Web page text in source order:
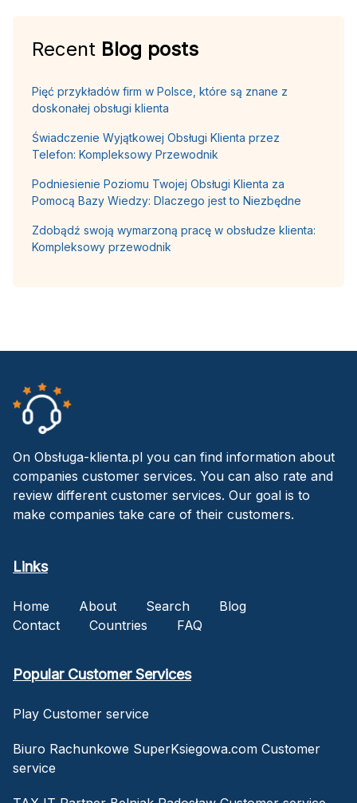
Recent Blog posts
Pięć przykładów firm w Polsce, które są znane z
doskonałej obsługi klienta
Świadczenie Wyjątkowej Obsługi Klienta przez
Telefon: Kompleksowy Przewodnik
Podniesienie Poziomu Twojej Obsługi Klienta za
Pomocą Bazy Wiedzy: Dlaczego jest to Niezbędne
Zdobądź swoją wymarzoną pracę w obsłudze klienta:
Kompleksowy przewodnik
On Obsługa-klienta.pl you can find information about
companies customer services. You can also rate and
review different customer services. Our goal is to
make companies take care of their customers.
Links
Home About Search
Blog
Contact
Countries FAQ
Popular Customer Services
Play Customer service
Biuro Rachunkowe SuperKsiegowa.com Customer
service